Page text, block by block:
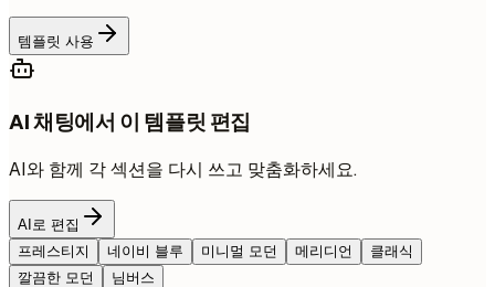
템플릿 사용
AI 채팅에서 이 템플릿 편집
AI와 함께 각 섹션을 다시 쓰고 맞춤화하세요.
AI로 편집
프레스티지
네이비 블루 미니멀 모던 메리디언
클래식
깔끔한 모던
님버스